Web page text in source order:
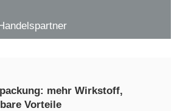
mehr Wirkstoff,
Vorteile